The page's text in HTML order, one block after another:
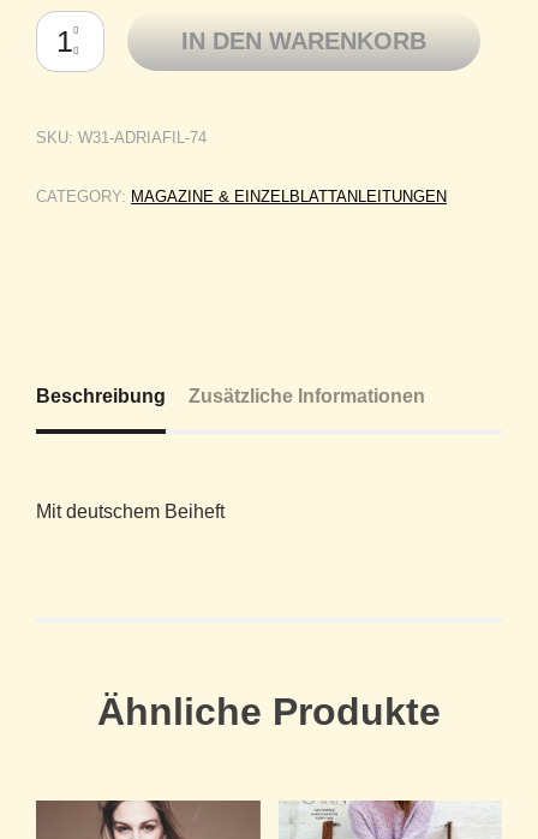
Adriafil Zeitschrift Dritto & Rovescio Frühling / Sommer Nr. 74 Menge
IN DEN WARENKORB
SKU: W31-ADRIAFIL-74
CATEGORY: MAGAZINE & EINZELBLATTANLEITUNGEN
Beschreibung Zusätzliche Informationen
Mit deutschem Beiheft
Ähnliche Produkte